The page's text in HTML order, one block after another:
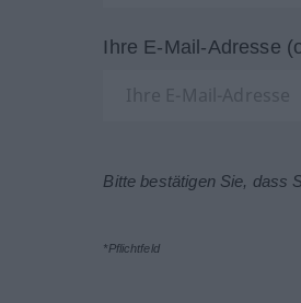
Ihre E-Mail-Adresse
Bitte bestätigen Sie, dass
*Pflichtfeld